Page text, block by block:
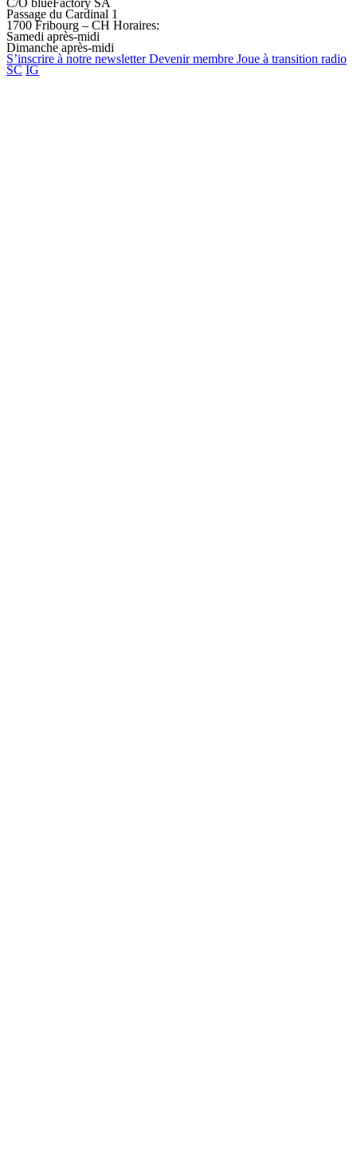
C/O blueFactory SA
Passage du Cardinal 1
1700 Fribourg – CH Horaires:
Samedi après-midi
Dimanche après-midi
S’inscrire à notre newsletter Devenirmembre Joue à transition radio
SC IG